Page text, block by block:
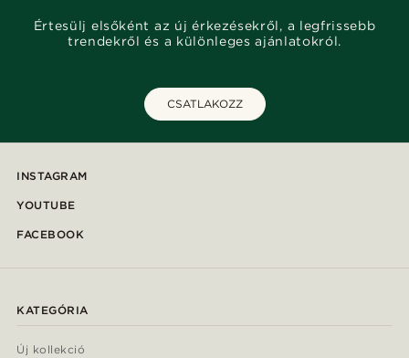
Értesülj elsőként az új érkezésekről, a legfrissebb
trendekről és a különleges ajánlatokról.
CSATLAKOZZ
INSTAGRAM
YOUTUBE
FACEBOOK
KATEGÓRIA
Új kollekció